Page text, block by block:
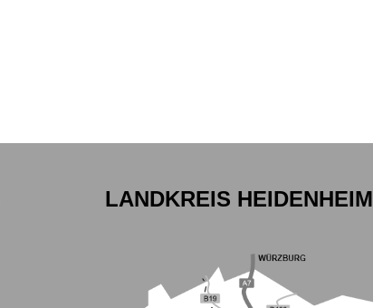
LANDKREIS HEIDENHEIM